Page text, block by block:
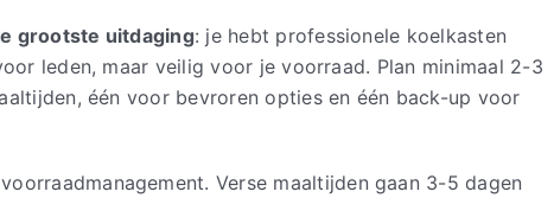
grootste uitdaging: je hebt professionele koelkasten
leden, maar veilig voor je voorraad. Plan minimaal 2-3
één voor bevroren opties en één back-up voor
Verse maaltijden gaan 3-5 dagen